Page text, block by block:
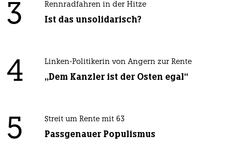
3 Rennradfahren in der Hitze
Ist das unsolidarisch?
4 Linken-Politikerin von Angern zur Rente
„Dem Kanzler ist der Osten egal“
5 Streit um Rente mit 63
Passgenauer Populismus